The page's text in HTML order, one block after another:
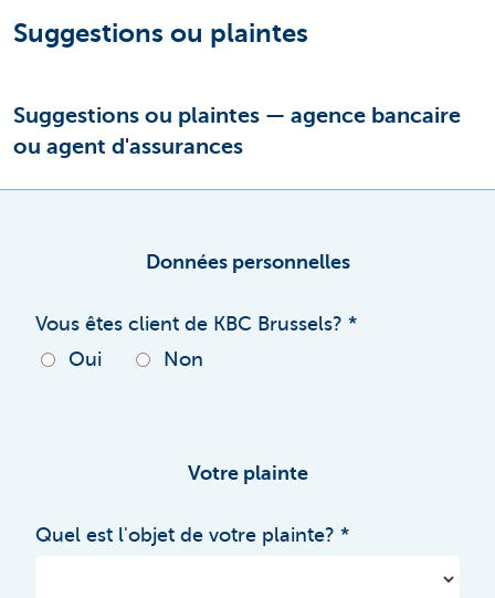
Suggestions ou plaintes
Suggestions ou plaintes — agence bancaire
ou agent d'assurances
Données personnelles
Vous êtes client de KBC Brussels?
Oui
Non
Votre plainte
Quel est l'objet de votre plainte?